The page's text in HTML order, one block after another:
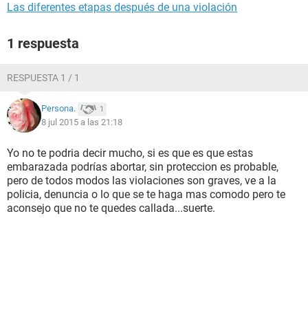
Las diferentes etapas después de una violación
1 respuesta
RESPUESTA 1 / 1
Persona. 1
8 jul 2015 a las 21:18
Yo no te podria decir mucho, si es que es que estas
embarazada podrías abortar, sin proteccion es probable,
pero de todos modos las violaciones son graves, ve a la
policia, denuncia o lo que se te haga mas comodo pero te
aconsejo que no te quedes callada...suerte.